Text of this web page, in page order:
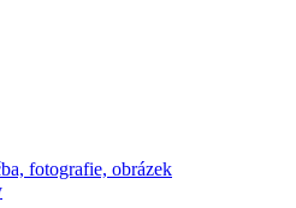
fotografie, obrázek